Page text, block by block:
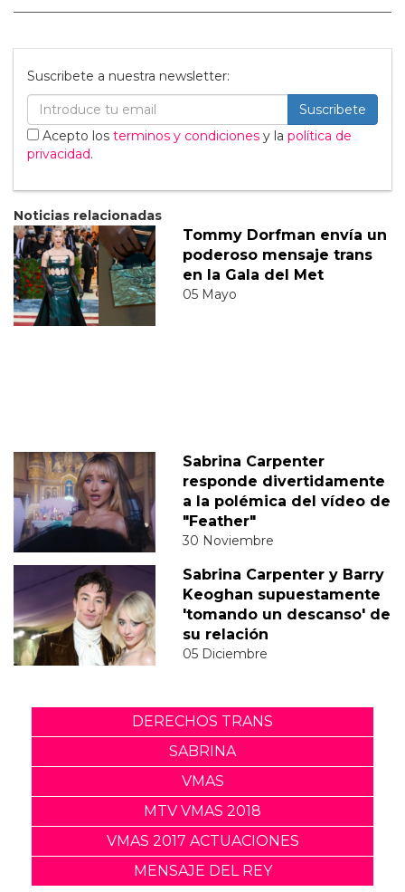
Suscribete a nuestra newsletter:
Suscribete
Acepto los terminos y condiciones y la política de
privacidad.
Noticias relacionadas
Tommy Dorfman envía un
poderoso mensaje trans
en la Gala del Met
05 Mayo
Sabrina Carpenter
responde divertidamente
a la polémica del vídeo de
"Feather"
30 Noviembre
Sabrina Carpenter y Barry
Keoghan supuestamente
'tomando un descanso' de
su relación
05 Diciembre
DERECHOS TRANS
SABRINA
VMAS
MTV VMAS 2018
VMAS 2017 ACTUACIONES
MENSAJE DEL REY